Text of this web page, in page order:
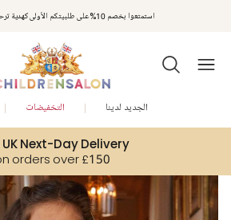
استمتعوا بخصم 10% على طلبيتكم الأولى كهدية ترحيب. سجلوا من هنا
مكافآت تشلدرن صالون | اجمعوا النقاط مع كل عملية شراء لتحصلوا على
متطلباتكم
UK Next-Day Delivery
orders over £150
الجديد لدينا التخفيضات